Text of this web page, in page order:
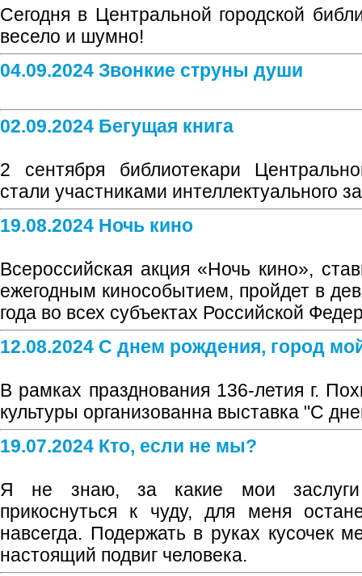
Сегодня в Центральной городской
весело и шумно!
04.09.2024 Звонкие струны души
02.09.2024 Бегущая книга
2 сентября библиотекари
стали участниками интеллектуального
19.08.2024 Ночь кино
Всероссийская акция «Ночь кино»,
ежегодным кинособытием, пройдет в
года во всех субъектах Российской
12.08.2024 С днем рождения, город
В рамках празднования 136-летия г.
культуры организованна выставка "С
19.07.2024 Кто, если не мы?
Я не знаю, за какие мои
прикоснуться к чуду, для меня
навсегда. Подержать в руках кусочек
настоящий подвиг человека.